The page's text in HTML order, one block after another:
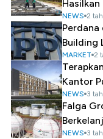
NEWS 2
Perdana
Building
MARKET 2
Kantor
NEWS 3
Falga
NEWS 3